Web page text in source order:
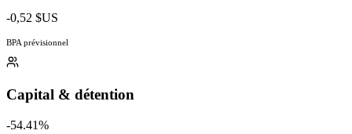
-0,52 $US
BPA prévisionnel
Capital & détention
-54.41%